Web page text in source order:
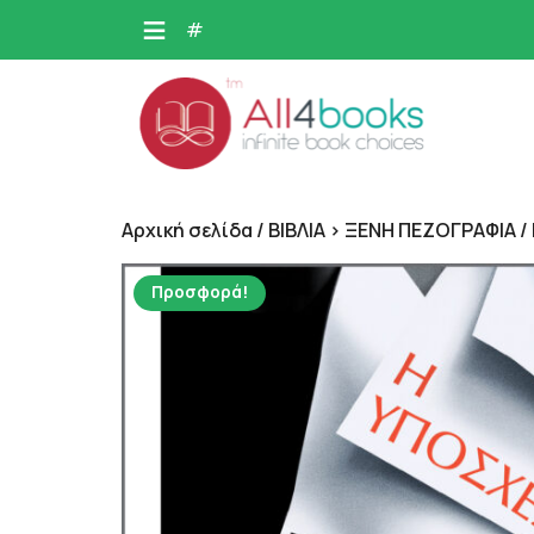
#
Αρχική σελίδα / ΒΙΒΛΙΑ > ΞΕΝΗ ΠΕΖΟΓΡΑΦΙΑ/
Προσφορά!